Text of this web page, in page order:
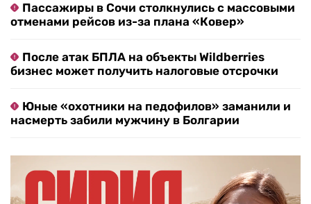
Пассажиры в Сочи столкнулись с массовыми
отменами рейсов из-за плана «Ковер»
После атак БПЛА на объекты Wildberries
бизнес может получить налоговые отсрочки
Юные «охотники на педофилов» заманили и
насмерть забили мужчину в Болгарии